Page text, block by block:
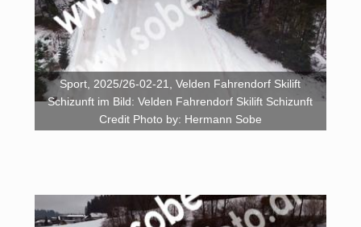
Sport, 2025/26-02-21, Velden Fahrendorf Skilift
Schizunft im Bild: Velden Fahrendorf Skilift Schizunft
Credit Photo by: Hermann Sobe